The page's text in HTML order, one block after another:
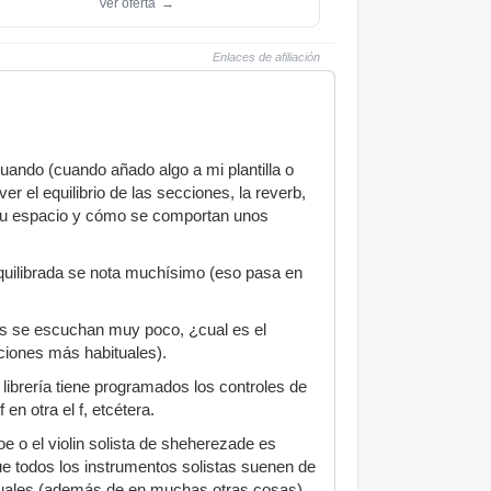
Ver oferta →
Enlaces de afiliación
(cuando añado algo a mi plantilla o
el equilibrio de las secciones, la reverb,
espacio y cómo se comportan unos
se nota muchísimo (eso pasa en
se escuchan muy poco, ¿cual es el
más habituales).
tiene programados los controles de
en otra el f, etcétera.
o el violin solista de sheherezade es
todos los instrumentos solistas suenen de